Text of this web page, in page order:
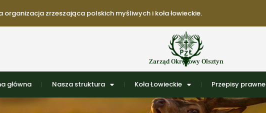
zrzeszająca polskich myśliwych i koła łowieckie.
Zarząd Okręgowy Olsztyn
główna Nasza struktura Koła Łowieckie Przepisy prawne